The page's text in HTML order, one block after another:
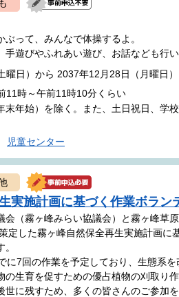
って、みんなで体操するよ。
遊びやふれあい遊び、お話なども行い
曜日）から 2037年12月28日（月曜日）
11時～午前11時10分くらい
年始）を除く。また、土日祝日、学
児童センター
実施計画に基づく作業ボラン
会（霧ヶ峰みらい協議会）と霧ヶ峰草
定した霧ヶ峰自然保全再生実施計画に
に7回の作業を予定しており、生態系
生育を促すための優占植物の刈取り作
に残すため、多くの皆さんのご参加を